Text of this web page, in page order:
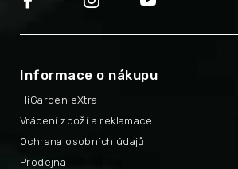
Informace o nákupu
HiGarden eXtra
Vrácení zboží a reklamace
Ochrana osobních údajů
Prodejna